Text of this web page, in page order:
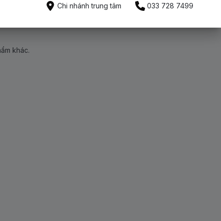
khác.
Chi nhánh trung tâm 033 728 7499